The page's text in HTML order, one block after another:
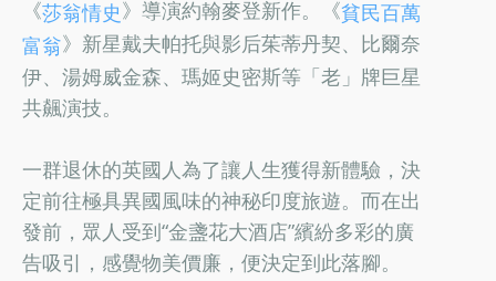
《莎翁情史》導演約翰麥登新作。《貧民百萬
富翁》新星戴夫帕托與影后茱蒂丹契、比爾奈
伊、湯姆威金森、瑪姬史密斯等「老」牌巨星
共飆演技。
一群退休的英國人為了讓人生獲得新體驗，決
定前往極具異國風味的神秘印度旅遊。而在出
發前，眾人受到“金盞花大酒店”繽紛多彩的廣
告吸引，感覺物美價廉，便決定到此落腳。